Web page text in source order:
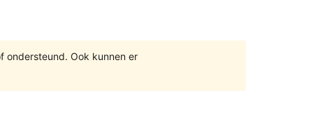
ondersteund. Ook kunnen er